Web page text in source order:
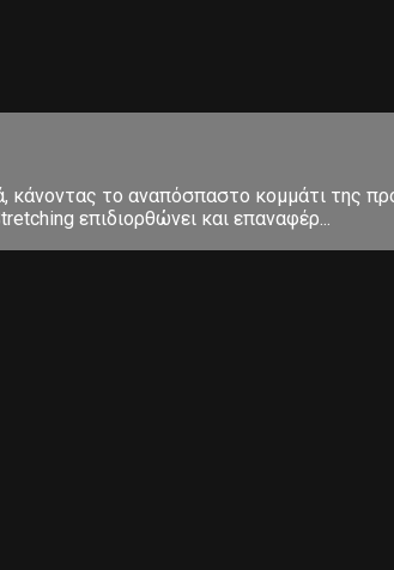
κάνοντας το αναπόσπαστο κομμάτι της
επιδιορθώνει και επαναφέρ...